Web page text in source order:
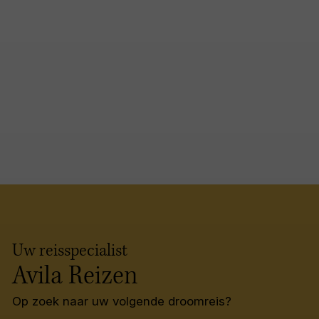
Uw reisspecialist
Avila Reizen
Op zoek naar uw volgende droomreis?